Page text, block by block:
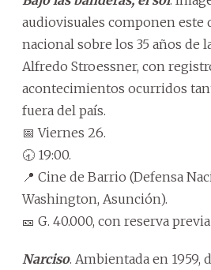
audiovisuales componen este
nacional sobre los 35 años de
Alfredo Stroessner, con
acontecimientos ocurridos
fuera del país.
📅 Viernes 26.
🕣 19:00.
📍 Cine de Barrio (Defensa
Washington, Asunción).
🎫 G. 40.000, con reserva previa
Narciso. Ambientada en 1959,